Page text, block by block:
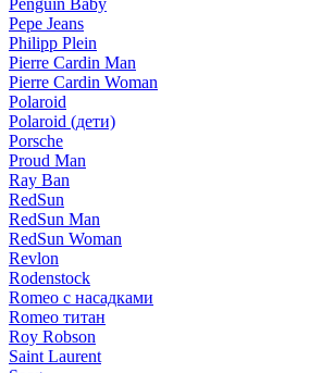
Pepe Jeans
Philipp Plein
Pierre Cardin Man
Pierre Cardin Woman
Polaroid
Polaroid (дети)
Porsche
Proud Man
Ray Ban
RedSun
RedSun Man
RedSun Woman
Revlon
Rodenstock
Romeo с насадками
Romeo титан
Roy Robson
Saint Laurent